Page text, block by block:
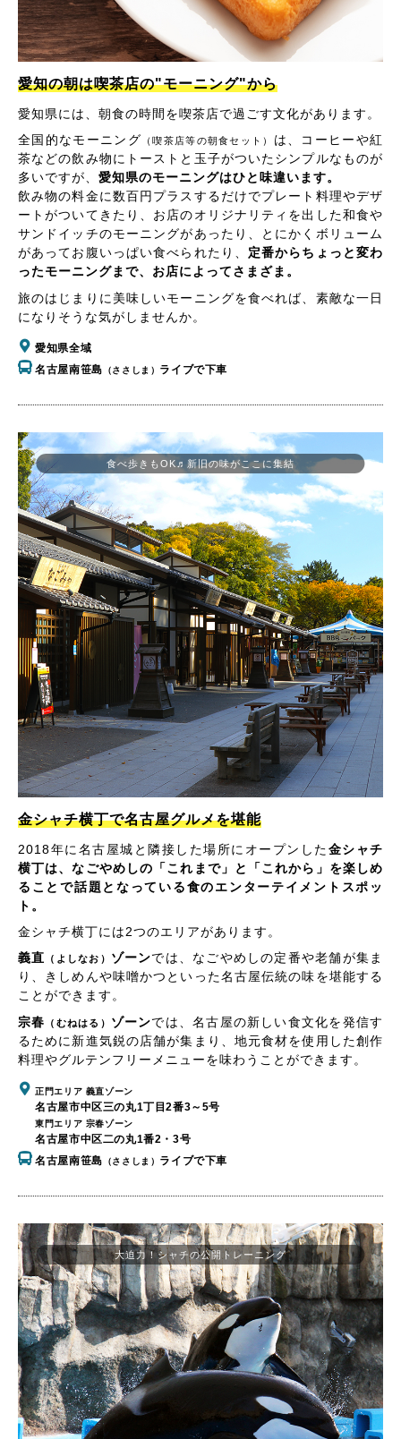
愛知の朝は喫茶店の"モーニング"から
愛知県には、朝食の時間を喫茶店で過ごす文化があります。
全国的なモーニング （喫茶店等の朝食セット）
は、コーヒーや紅
茶などの飲み物にトーストと玉子がついたシンプルなものが
多いですが、 愛知県のモーニングはひと味違います。
飲み物の料金に数百円プラスするだけでプレート料理やデザ
ートがついてきたり、お店のオリジナリティを出した和食や
サンドイッチのモーニングがあったり、とにかくボリューム
があってお腹いっぱい食べられたり、 定番からちょっと変わ
ったモーニングまで、お店によってさまざま。
旅のはじまりに美味しいモーニングを食べれば、素敵な一日
になりそうな気がしませんか。
愛知県全域
名古屋南笹島 （ささしま） ライブで下車
金シャチ横丁で名古屋グルメを堪能
2018年に名古屋城と隣接した場所にオープンした金シャチ
横丁は、なごやめしの「これまで」と「これから」を楽しめ
ることで話題となっている食のエンターテイメントスポッ
ト。
金シャチ横丁には2つのエリアがあります。
義直
（よしなお） ゾーンでは、なごやめしの定番や老舗が集ま
り、きしめんや味噌かつといった名古屋伝統の味を堪能する
ことができます。
宗春
（むねはる） ゾーンでは、名古屋の新しい食文化を発信す
るために新進気鋭の店舗が集まり、地元食材を使用した創作
料理やグルテンフリーメニューを味わうことができます。
正門エリア 義直ゾーン
名古屋市中区三の丸1丁目2番3～5号
東門エリア 宗春ゾーン
名古屋市中区二の丸1番2・3号
名古屋南笹島 （ささしま） ライブで下車
食べ歩きもOK♬新旧の味がここに集結
大迫力！シャチの公開トレーニング